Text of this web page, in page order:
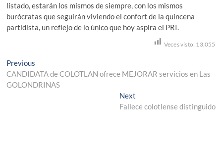
listado, estarán los mismos de siempre, con los mismos
burócratas que seguirán viviendo el confort de la quincena
partidista, un reflejo de lo único que hoy aspira el PRI.
Veces visto: 13,055
Navegación
de
Previous
post:
CANDIDATA de COLOTLAN ofrece MEJORAR servicios en Las
GOLONDRINAS
NextNext
post:
Fallece colotlense distinguido